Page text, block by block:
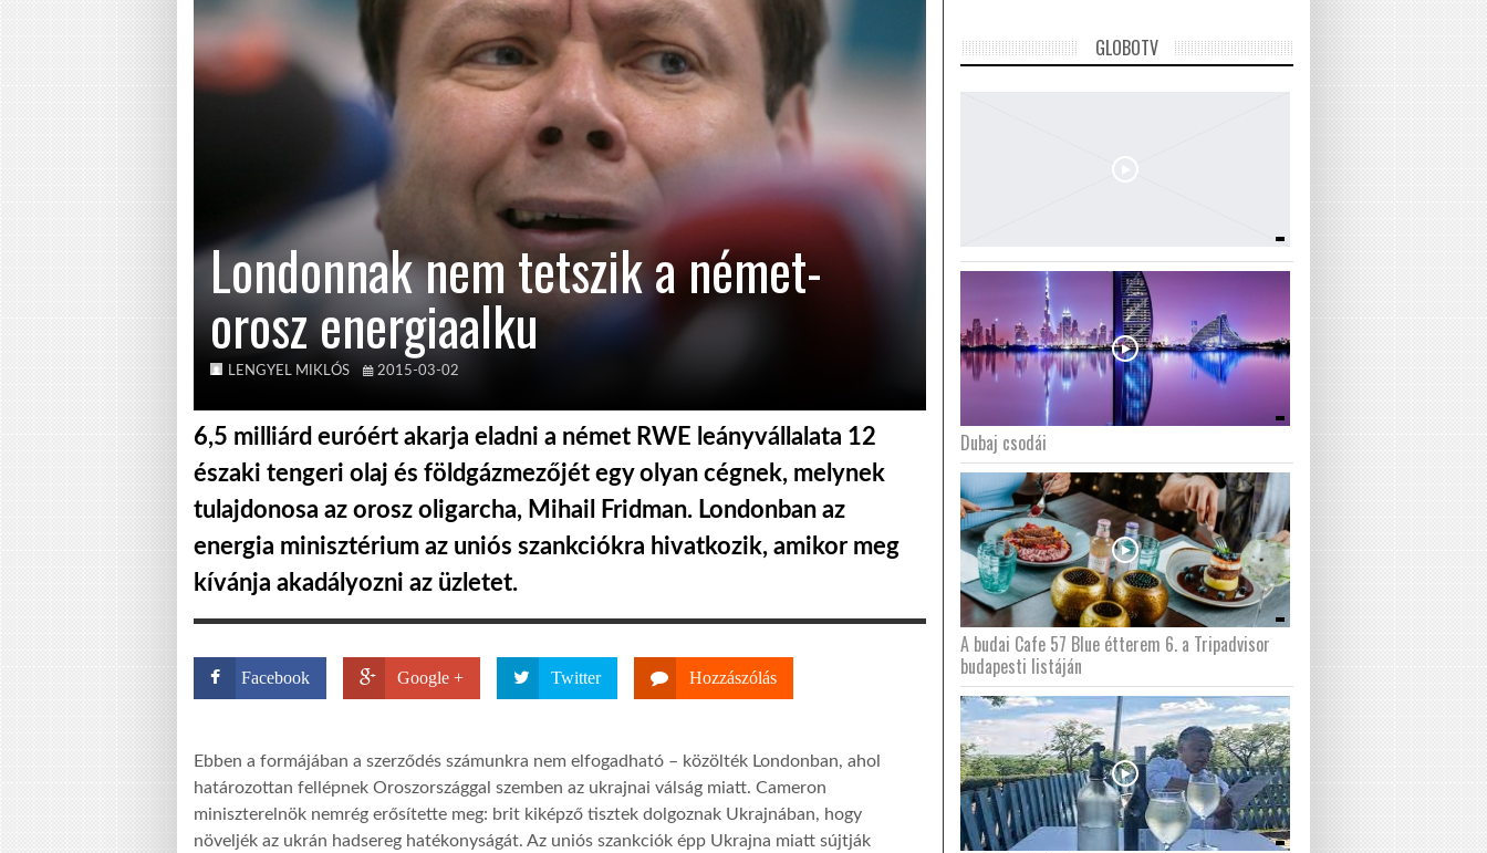
Londonnak nem tetszik a német-
orosz energiaalku
LENGYEL MIKLÓS 2015-03-02
6,5 milliárd euróért akarja eladni a német RWE leányvállalata 12
északi tengeri olaj és földgázmezőjét egy olyan cégnek, melynek
tulajdonosa az orosz oligarcha, Mihail Fridman. Londonban az
energia minisztérium az uniós szankciókra hivatkozik, amikor meg
kívánja akadályozni az üzletet.
Facebook Google + Twitter Hozzászólás
Ebben a formájában a szerződés számunkra nem elfogadható – közölték Londonban, ahol
határozottan fellépnek Oroszországgal szemben az ukrajnai válság miatt. Cameron
miniszterelnök nemrég erősítette meg: brit kiképző tisztek dolgoznak Ukrajnában, hogy
növeljék az ukrán hadsereg hatékonyságát. Az uniós szankciók épp Ukrajna miatt sújtják
GLOBOTV
Dubaj csodái
A budai Cafe 57 Blue étterem 6. a Tripadvisor
budapesti listáján